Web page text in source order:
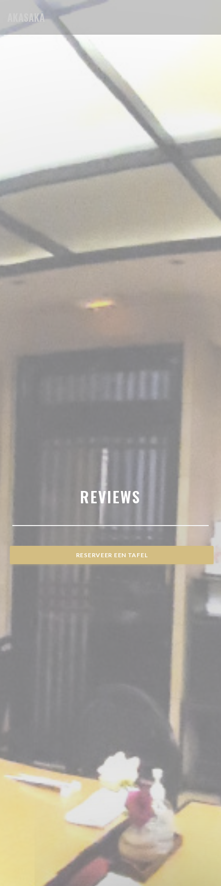
Cookies beheer paneel
AKASAKA
REVIEWS
RESERVEER EEN TAFEL